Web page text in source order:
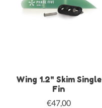
Wing 1.2" Skim Single
Fin
€47,00